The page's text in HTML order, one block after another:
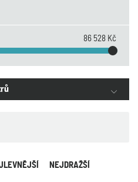
86 528 Kč
NEJDRAŽŠÍ